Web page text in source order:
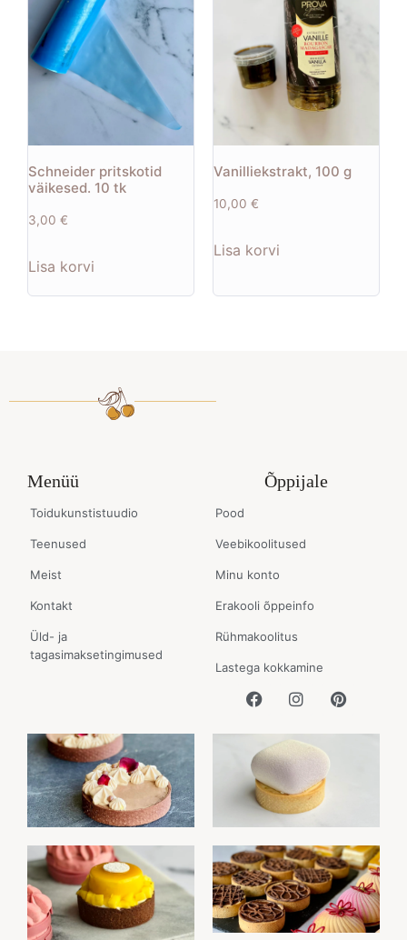
Schneider pritskotid
väikesed. 10 tk
3,00 €
Lisa korvi
Vanilliekstrakt, 100 g
10,00 €
Lisa korvi
Menüü
Toidukunstistuudio
Teenused
Meist
Kontakt
Üld- ja
tagasimaksetingimused
Õppijale
Pood
Veebikoolitused
Minu konto
Erakooli õppeinfo
Rühmakoolitus
Lastega kokkamine